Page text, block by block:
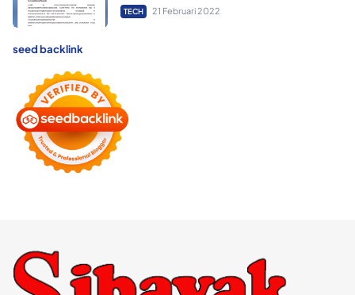
TECH 21 Februari 2022
seed backlink